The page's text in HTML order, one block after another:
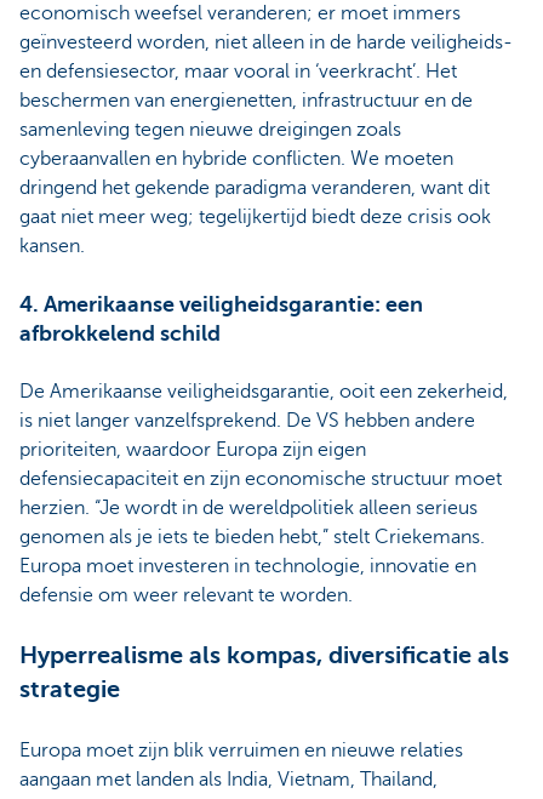
economisch weefsel veranderen; er moet immers
geïnvesteerd worden, niet alleen in de harde veiligheids-
en defensiesector, maar vooral in ‘veerkracht’. Het
beschermen van energienetten, infrastructuur en de
samenleving tegen nieuwe dreigingen zoals
cyberaanvallen en hybride conflicten. We moeten
dringend het gekende paradigma veranderen, want dit
gaat niet meer weg; tegelijkertijd biedt deze crisis ook
kansen.
4. Amerikaanse veiligheidsgarantie: een
afbrokkelend schild
De Amerikaanse veiligheidsgarantie, ooit een zekerheid,
is niet langer vanzelfsprekend. De VS hebben andere
prioriteiten, waardoor Europa zijn eigen
defensiecapaciteit en zijn economische structuur moet
herzien. “Je wordt in de wereldpolitiek alleen serieus
genomen als je iets te bieden hebt,” stelt Criekemans.
Europa moet investeren in technologie, innovatie en
defensie om weer relevant te worden.
Hyperrealisme als kompas, diversificatie als
strategie
Europa moet zijn blik verruimen en nieuwe relaties
aangaan met landen als India, Vietnam, Thailand,